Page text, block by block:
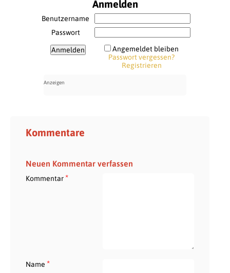
Anmelden
Benutzername
Passwort
Angemeldet bleiben
Passwort vergessen?
Registrieren
Kommentare
Neuen Kommentar verfassen
Kommentar*
Name *